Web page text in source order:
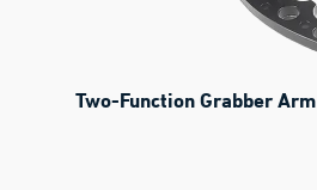
Two-Function Grabber Arm